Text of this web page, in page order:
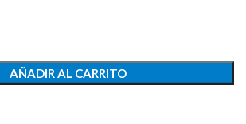
AÑADIR AL CARRITO